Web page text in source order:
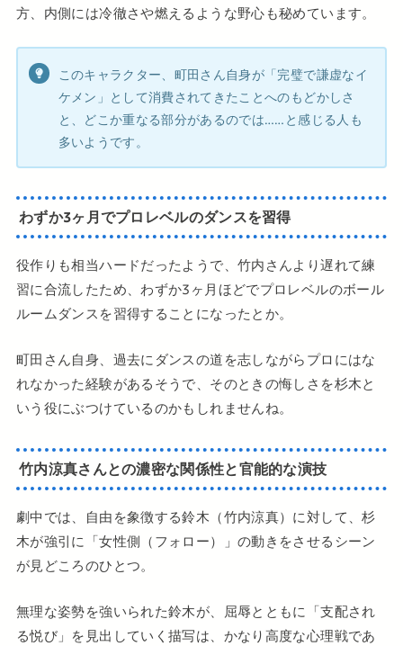
方、内側には冷徹さや燃えるような野心も秘めています。
このキャラクター、町田さん自身が「完璧で謙虚なイ
ケメン」として消費されてきたことへのもどかしさ
と、どこか重なる部分があるのでは……と感じる人も
多いようです。
わずか3ヶ月でプロレベルのダンスを習得
役作りも相当ハードだったようで、竹内さんより遅れて練
習に合流したため、わずか3ヶ月ほどでプロレベルのボール
ルームダンスを習得することになったとか。
町田さん自身、過去にダンスの道を志しながらプロにはな
れなかった経験があるそうで、そのときの悔しさを杉木と
いう役にぶつけているのかもしれませんね。
竹内涼真さんとの濃密な関係性と官能的な演技
劇中では、自由を象徴する鈴木（竹内涼真）に対して、杉
木が強引に「女性側（フォロー）」の動きをさせるシーン
が見どころのひとつ。
無理な姿勢を強いられた鈴木が、屈辱とともに「支配され
る悦び」を見出していく描写は、かなり高度な心理戦であ